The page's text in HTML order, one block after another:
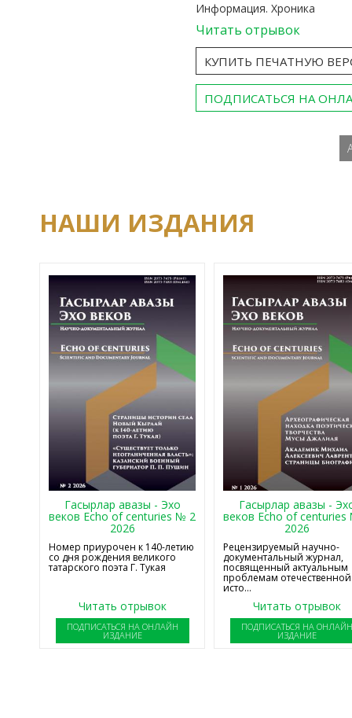
Информация. Хроника
Читать отрывок
КУПИТЬ ПЕЧАТНУЮ
ПОДПИСАТЬСЯ НА
НАШИ ИЗДАНИЯ
Гасырлар авазы - Эхо
веков Echo of centuries № 2
2026
Номер приурочен к 140-летию
со дня рождения великого
татарского поэта Г. Тукая
Читать отрывок
ПОДПИСАТЬСЯ НА ОНЛАЙН
ИЗДАНИЕ
Гасырлар авазы -
веков Echo of
2026
Рецензируемый научно-
документальный журнал,
посвященный актуальным
проблемам отечественной
исто...
Читать отрывок
ПОДПИСАТЬСЯ НА
ИЗДАНИЕ